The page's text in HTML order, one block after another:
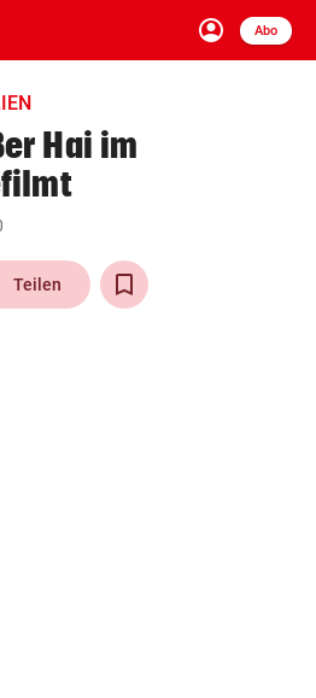
account_circle
Anmelden
Abo
close Schließen
arrow_right
Hai im
Teilen